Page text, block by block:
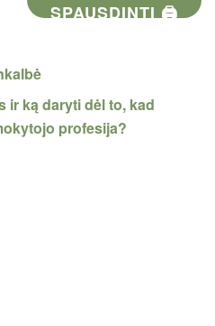
SPAUSDINTI 🖨
ir ką daryti dėl to, kad
profesija?